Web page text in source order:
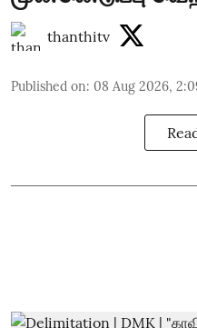
thanthitv
Published on: 08 Aug 2026,